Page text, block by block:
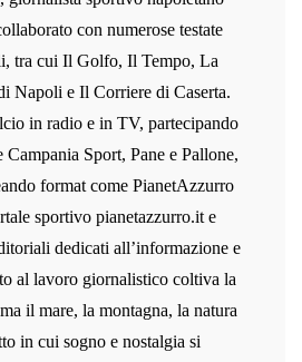
con numerose testate
tra cui Il Golfo, Il Tempo, La
Napoli e Il Corriere di Caserta.
in radio e in TV, partecipando
Campania Sport, Pane e Pallone,
format come PianetAzzurro
sportivo pianetazzurro.it e
dedicati all’informazione e
al lavoro giornalistico coltiva la
il mare, la montagna, la natura
in cui sogno e nostalgia si